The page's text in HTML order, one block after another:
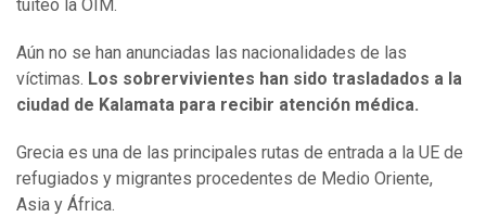
tuiteó la OIM.
Aún no se han anunciadas las nacionalidades de las
víctimas. Los sobrervivientes han sido trasladados a la
ciudad de Kalamata para recibir atención médica.
Grecia es una de las principales rutas de entrada a la UE de
refugiados y migrantes procedentes de Medio Oriente,
Asia y África.